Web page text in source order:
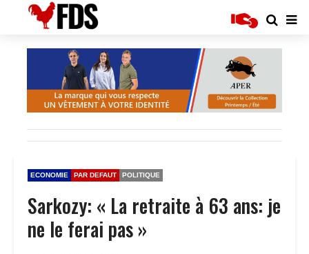
ECONOMIE PAR DEFAUT POLITIQUE
Sarkozy: « La retraite à 63 ans: je
ne le ferai pas »